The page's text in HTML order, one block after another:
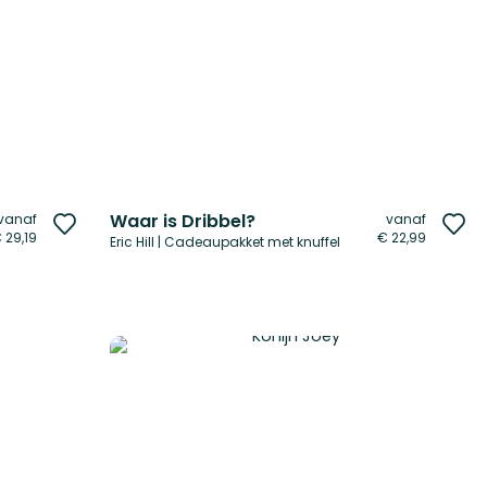
VoegWaar is Dribbel?
Eric Hill | Cadeaupakket met knuffel
vanaf
€ 22,99